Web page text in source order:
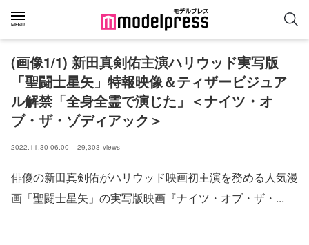
(画像1/1) 新田真剣佑主演ハリウッド実写版
「聖闘士星矢」特報映像＆ティザービジュア
ル解禁「全身全霊で演じた」＜ナイツ・オ
ブ・ザ・ゾディアック＞
2022.11.30 06:00 29,303 views
俳優の新田真剣佑がハリウッド映画初主演を務める人気漫
画「聖闘士星矢」の実写版映画『ナイツ・オブ・ザ・...